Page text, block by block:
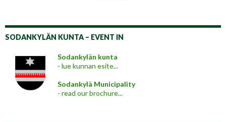
SODANKYLÄN KUNTA – EVENT IN
Sodankylän kunta
- lue kunnan esite...
Sodankylä Municipality
- read our brochure...